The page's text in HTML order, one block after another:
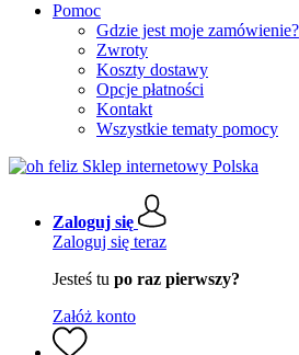
Pomoc
Gdzie jest moje zamówienie?
Zwroty
Koszty dostawy
Opcje płatności
Kontakt
Wszystkie tematy pomocy
Zaloguj się
Zaloguj się teraz
Jesteś tu po raz pierwszy?
Załóż konto